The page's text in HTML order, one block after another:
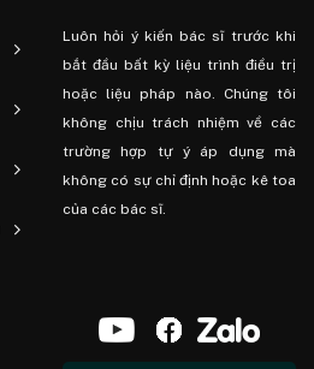
Luôn hỏi ý kiến ​​bác sĩ trước khi
bắt đầu bất kỳ liệu trình điều trị
hoặc liệu pháp nào. Chúng tôi
không chịu trách nhiệm về các
trường hợp tự ý áp dụng mà
không có sự chỉ định hoặc kê toa
của các bác sĩ.